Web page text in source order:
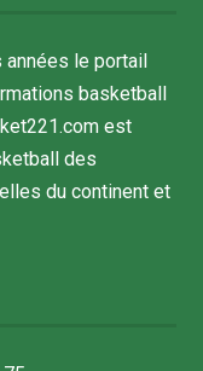
années le portail
basketball
est
des
du continent et